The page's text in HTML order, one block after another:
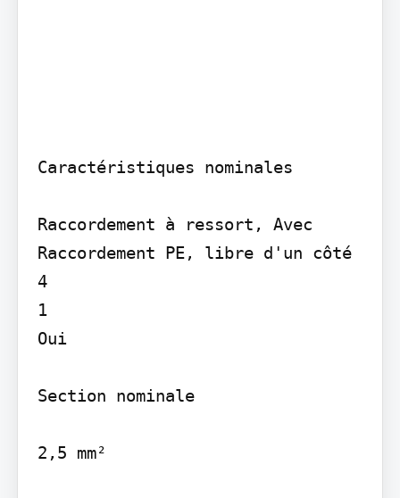
Caractéristiques nominales
Raccordement à ressort, Avec
Raccordement PE, libre d'un côté
4
1
Oui
Section nominale
2,5 mm²